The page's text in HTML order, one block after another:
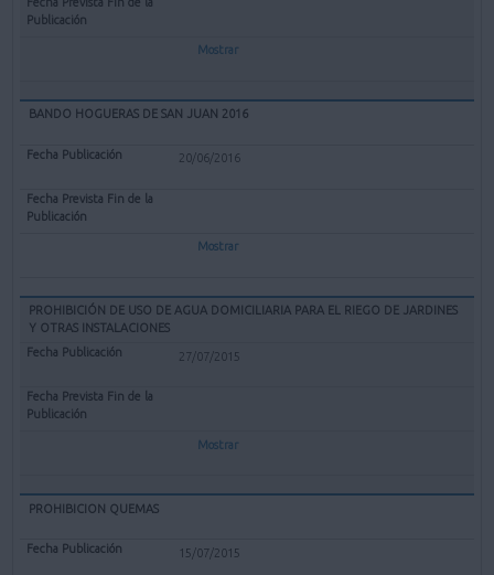
Mostrar
BANDO HOGUERAS DE SAN JUAN 2016
20/06/2016
Mostrar
PROHIBICIÓN DE USO DE AGUA DOMICILIARIA PARA EL RIEGO DE JARDINES
Y OTRAS INSTALACIONES
27/07/2015
Mostrar
PROHIBICION QUEMAS
15/07/2015